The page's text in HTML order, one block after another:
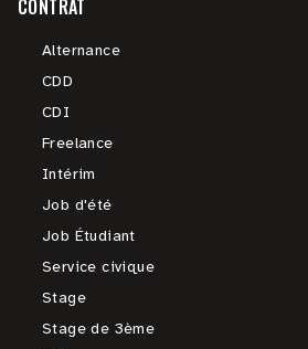
CONTRAT
Alternance
CDD
CDI
Freelance
Intérim
Job d'été
Job Étudiant
Service civique
Stage
Stage de 3ème